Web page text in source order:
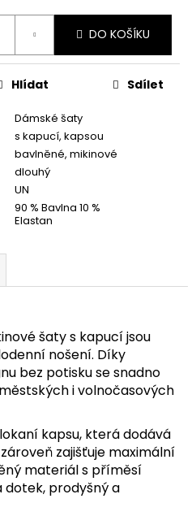
DO KOŠÍKU
Dámské šaty
s kapucí, kapsou
bavlněné, mikinové
dlouhý
UN
90 % Bavlna 10 %
Elastan
Hlídat Sdílet
šaty s kapucí jsou
nošení. Díky
bez potisku se snadno
i volnočasových
kapsu, která dodává
zajišťuje maximální
materiál s příměsí
dotek, prodyšný a